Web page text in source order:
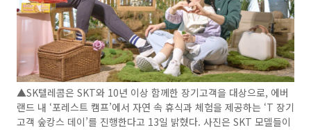
▲SK텔레콤은 SKT와 10년 이상 함께한 장기고객을 대상으로, 에버
랜드 내 ‘포레스트 캠프’에서 자연 속 휴식과 체험을 제공하는 ‘T 장기
고객 숲캉스 데이’를 진행한다고 13일 밝혔다. 사진은 SKT 모델들이